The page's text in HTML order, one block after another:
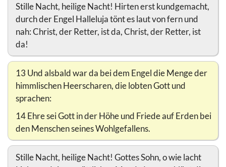
Stille Nacht, heilige Nacht! Hirten erst kundgemacht,
durch der Engel Halleluja tönt es laut von fern und
nah: Christ, der Retter, ist da, Christ, der Retter, ist
da!
13 Und alsbald war da bei dem Engel die Menge der
himmlischen Heerscharen, die lobten Gott und
sprachen:
14 Ehre sei Gott in der Höhe und Friede auf Erden bei
den Menschen seines Wohlgefallens.
Stille Nacht, heilige Nacht! Gottes Sohn, o wie lacht